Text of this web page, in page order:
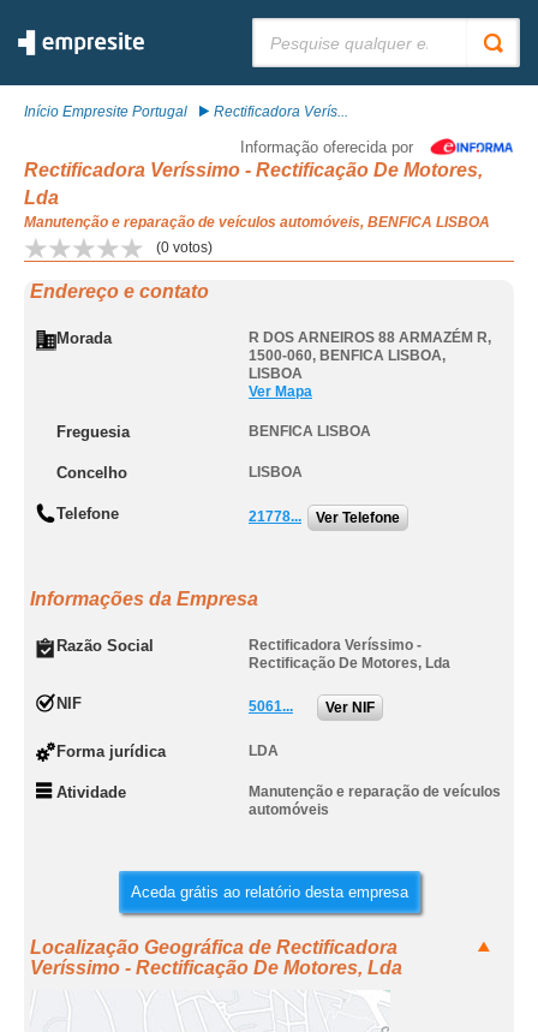
Início Empresite Portugal Rectificadora Verís...
Informação oferecida por
Rectificadora Veríssimo - Rectificação De Motores,
Lda
Manutenção e reparação de veículos automóveis, BENFICA LISBOA
(0 votos)
Endereço e contato
Morada
R DOS ARNEIROS 88 ARMAZÉM R,
1500-060, BENFICA LISBOA,
LISBOA
Ver Mapa
Freguesia BENFICA LISBOA
Concelho LISBOA
Telefone 21778... Ver Telefone
Informações da Empresa
Razão Social
Rectificadora Veríssimo -
Rectificação De Motores, Lda
NIF 5061... Ver NIF
Forma jurídica LDA
Atividade
Manutenção e reparação de veículos
automóveis
Aceda grátis ao relatório desta empresa
Localização Geográfica de Rectificadora
Veríssimo - Rectificação De Motores, Lda